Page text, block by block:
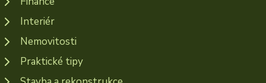
Interiér
Nemovitosti
Praktické tipy